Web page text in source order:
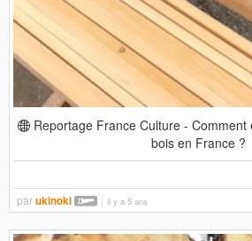
Reportage France Culture -
bois en France ?
parukinoki il y a 5 ans